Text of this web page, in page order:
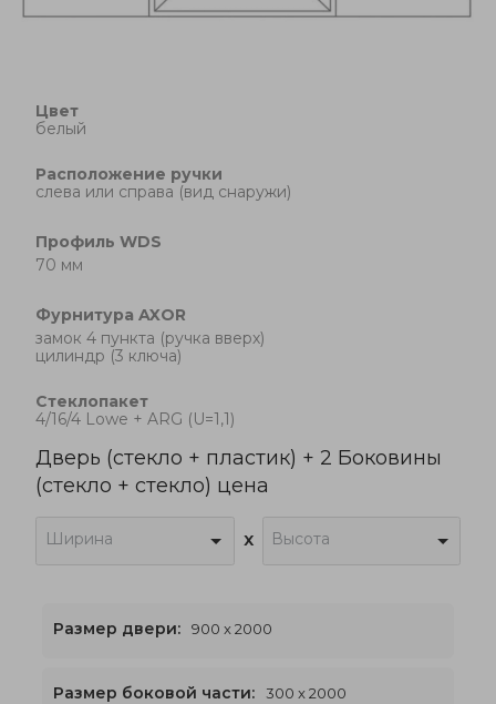
Цвет
белый
Расположение ручки
cлева или справа (вид снаружи)
Профиль WDS
70 мм
Фурнитура AXOR
замок 4 пункта (ручка вверх)
цилиндр (3 ключа)
Стеклопакет
4/16/4 Lowe + ARG (U=1,1)
Дверь (стекло + пластик) + 2 Боковины
(стекло + стекло) цена
Ширина x Высота
Размер двери: 900 x 2000
Размер боковой части: 300 x 2000